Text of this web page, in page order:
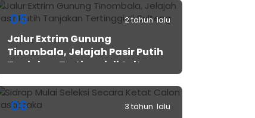
05 2 tahun lalu
Jalur Extrim Gunung
Tinombala, Jelajah Pasir Putih
Tanjakan Tertinggi di Sulteng
06 3 tahun lalu